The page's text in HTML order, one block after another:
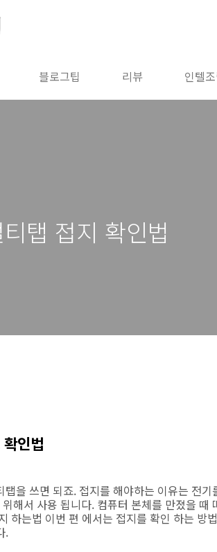
블로그팁 리뷰 인텔
탭 접지 확인법
인법
을 쓰면 되죠. 접지를 해야하는 이유는 전기
해서 사용 됩니다. 컴퓨터 본체를 만졌을 때
하는법 이번 편 에서는 접지를 확인 하는 방
.